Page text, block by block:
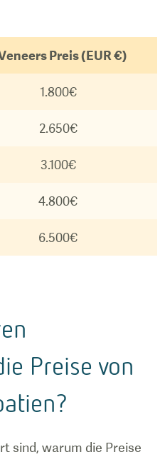
Preis (EUR €)
1.800€
2.650€
3.100€
4.800€
6.500€
Preise von
sind, warum die Preise